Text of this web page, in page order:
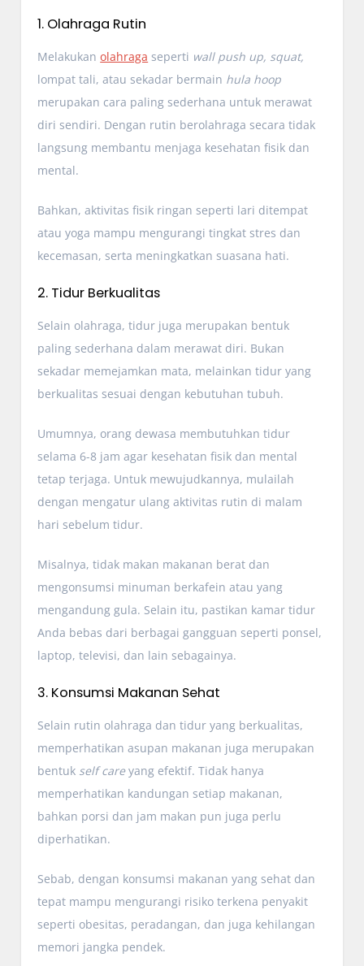
1. Olahraga Rutin
Melakukanolahraga seperti wall push up, squat,
lompat tali, atau sekadar bermain hula hoop
merupakan cara paling sederhana untuk merawat
diri sendiri. Dengan rutin berolahraga secara tidak
langsung membantu menjaga kesehatan fisik dan
mental.
Bahkan, aktivitas fisik ringan seperti lari ditempat
atau yoga mampu mengurangi tingkat stres dan
kecemasan, serta meningkatkan suasana hati.
2. Tidur Berkualitas
Selain olahraga, tidur juga merupakan bentuk
paling sederhana dalam merawat diri. Bukan
sekadar memejamkan mata, melainkan tidur yang
berkualitas sesuai dengan kebutuhan tubuh.
Umumnya, orang dewasa membutuhkan tidur
selama 6-8 jam agar kesehatan fisik dan mental
tetap terjaga. Untuk mewujudkannya, mulailah
dengan mengatur ulang aktivitas rutin di malam
hari sebelum tidur.
Misalnya, tidak makan makanan berat dan
mengonsumsi minuman berkafein atau yang
mengandung gula. Selain itu, pastikan kamar tidur
Anda bebas dari berbagai gangguan seperti ponsel,
laptop, televisi, dan lain sebagainya.
3. Konsumsi Makanan Sehat
Selain rutin olahraga dan tidur yang berkualitas,
memperhatikan asupan makanan juga merupakan
bentuk self careyang efektif. Tidak hanya
memperhatikan kandungan setiap makanan,
bahkan porsi dan jam makan pun juga perlu
diperhatikan.
Sebab, dengan konsumsi makanan yang sehat dan
tepat mampu mengurangi risiko terkena penyakit
seperti obesitas, peradangan, dan juga kehilangan
memori jangka pendek.